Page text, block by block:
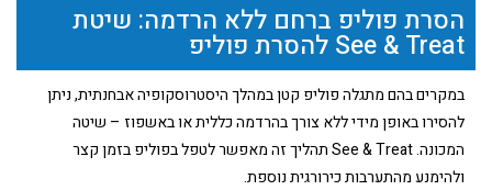
הסרת פוליפ ברחם ללא הרדמה: שיטת
See & Treat להסרת פוליפ
במקרים בהם מתגלה פוליפ קטן במהלך היסטרוסקופיה אבחנתית, ניתן
להסירו באופן מידי ללא צורך בהרדמה כללית או באשפוז – שיטה
המכונה. See & Treat תהליך זה מאפשר לטפל בפוליפ בזמן קצר
ולהימנע מהתערבות כירורגית נוספת.